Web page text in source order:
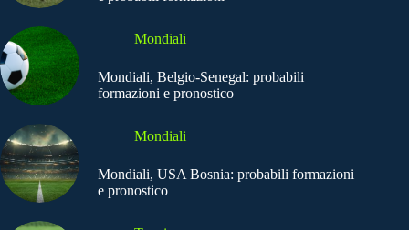
Mondiali
Mondiali, Belgio-Senegal: probabili
formazioni e pronostico
Mondiali
Mondiali, USA Bosnia: probabili formazioni
e pronostico